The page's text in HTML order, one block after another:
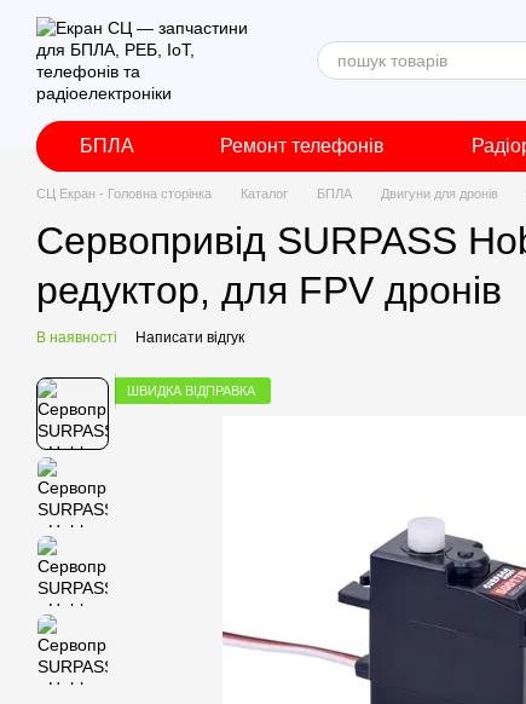
Перейти до основного контенту
БПЛА Ремонт телефонів
СЦ Екран - Головна сторінка Каталог БПЛА Двигуни для дронів
Сервопривід SURPASS
редуктор, для FPV дронів
В наявності Написати відгук
ШВИДКА ВІДПРАВКА